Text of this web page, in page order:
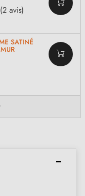
(2 avis)
SATINÉ